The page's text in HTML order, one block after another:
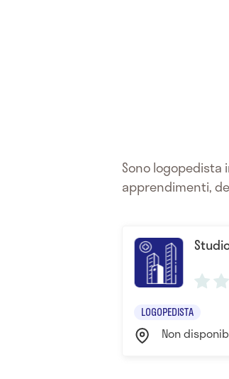
Sono
apprendimenti,
LOGOPEDISTA
Non